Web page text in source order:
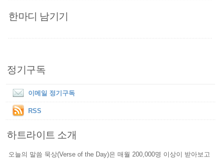
한마디 남기기
정기구독
이메일 정기구독
RSS
하트라이트 소개
오늘의 말씀 묵상(Verse of the Day)은 매월 200,000명 이상이 받아보고